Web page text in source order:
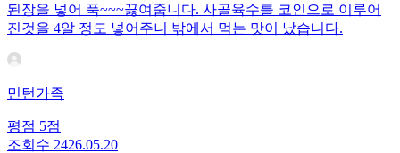
된장을 넣어 푹~~~끓여줍니다. 사골육수를 코인으로 이루어
진것을 4알 정도 넣어주니 밖에서 먹는 맛이 났습니다.
민턴가족
평점 5점
조회수 2426.05.20